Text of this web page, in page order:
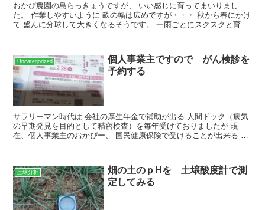
おかぴ農園の島らっきょうですが、 いい感じに育ってまいりまし
た。 作業しやすいように 畝の幅は広めですが・・・ 秋から春にかけ
て 盛んに分球して大きくなるそうです。 一雨ごとにスクスクと育っ
Uncategorized
個人事業主ですので がん検診を
予約する
サラリーマン時代は 会社の厚生年金で補助が出る 人間ドック（病気
の早期発見を目的として精密検査）を毎年受けておりましたが 現
在、個人事業主のおかぴー、 国民健康保険で受けることが出来る 最
土壌分析
畑の土のｐHを 土壌酸度計で測
定してみる